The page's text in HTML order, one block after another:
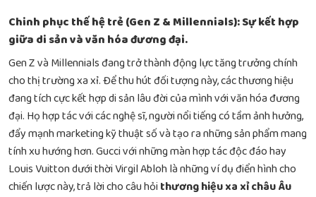
Chinh phục thế hệ trẻ (Gen Z & Millennials): Sự kết hợp
giữa di sản và văn hóa đương đại.
Gen Z và Millennials đang trở thành động lực tăng trưởng chính
cho thị trường xa xỉ. Để thu hút đối tượng này, các thương hiệu
đang tích cực kết hợp di sản lâu đời của mình với văn hóa đương
đại. Họ hợp tác với các nghệ sĩ, người nổi tiếng có tầm ảnh hưởng,
đẩy mạnh marketing kỹ thuật số và tạo ra những sản phẩm mang
tính xu hướng hơn. Gucci với những màn hợp tác độc đáo hay
Louis Vuitton dưới thời Virgil Abloh là những ví dụ điển hình cho
chiến lược này, trả lời cho câu hỏi thương hiệu xa xỉ châu Âu